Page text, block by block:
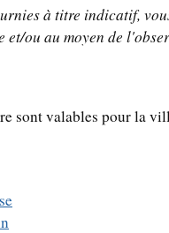
à titre indicatif,
et/ou au moyen de
sont valables pour la